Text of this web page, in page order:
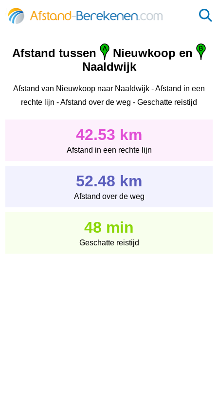
Afstand tussen
Nieuwkoop en
Naaldwijk
Afstand van Nieuwkoop naar Naaldwijk - Afstand in een
rechte lijn - Afstand over de weg - Geschatte reistijd
42.53 km
Afstand in een rechte lijn
52.48 km
Afstand over de weg
48 min
Geschatte reistijd